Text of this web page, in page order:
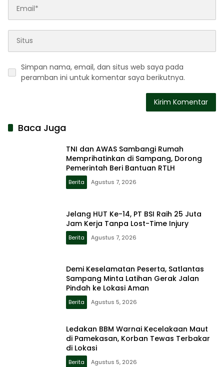
Simpan nama, email, dan situs web saya pada
peramban ini untuk komentar saya berikutnya.
Baca Juga
TNI dan AWAS Sambangi Rumah
Memprihatinkan di Sampang, Dorong
Pemerintah Beri Bantuan RTLH
Berita Agustus 7, 2026
Jelang HUT Ke-14, PT BSI Raih 25 Juta
Jam Kerja Tanpa Lost-Time Injury
Berita Agustus 7, 2026
Demi Keselamatan Peserta, Satlantas
Sampang Minta Latihan Gerak Jalan
Pindah ke Lokasi Aman
Berita Agustus 5, 2026
Ledakan BBM Warnai Kecelakaan Maut
di Pamekasan, Korban Tewas Terbakar
di Lokasi
Berita Agustus 5, 2026